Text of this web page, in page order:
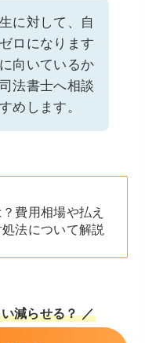
に対して、自
ロになります
向いているか
法書士へ相談
めします。
費用相場や払え
法について解説
減らせる？ ／